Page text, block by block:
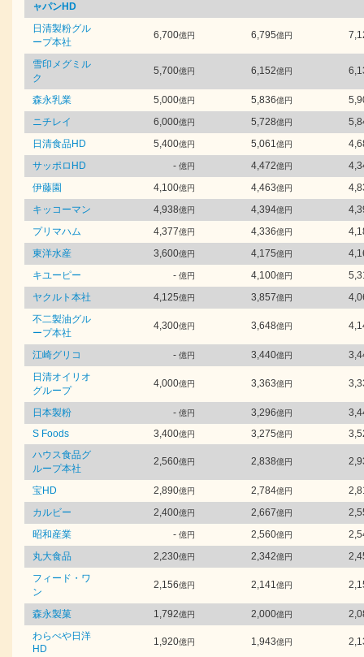
ャパンHD
日清製粉グル
ープ本社
6,700億円 6,795億円
雪印メグミル
ク
5,700億円 6,152億円
森永乳業 5,000億円 5,836億円
ニチレイ
6,000億円 5,728億円
日清食品HD
5,400億円 5,061億円
サッポロHD
- 億円 4,472億円
伊藤園
4,100億円 4,463億円
キッコーマン
4,938億円 4,394億円
プリマハム
4,377億円 4,336億円
東洋水産
3,600億円 4,175億円
キユーピー
- 億円 4,100億円
ヤクルト本社
4,125億円 3,857億円
不二製油グル
ープ本社
4,300億円 3,648億円
江崎グリコ - 億円 3,440億円
日清オイリオ
グループ
4,000億円 3,363億円
日本製粉 - 億円 3,296億円
S Foods
3,400億円 3,275億円
ハウス食品グ
ループ本社
2,560億円 2,838億円
宝HD 2,890億円 2,784億円
カルビー
2,400億円 2,667億円
昭和産業
- 億円 2,560億円
丸大食品
2,230億円 2,342億円
フィード・ワ
ン
2,156億円 2,141億円
森永製菓 1,792億円 2,000億円
わらべや日洋
HD
1,920億円 1,943億円